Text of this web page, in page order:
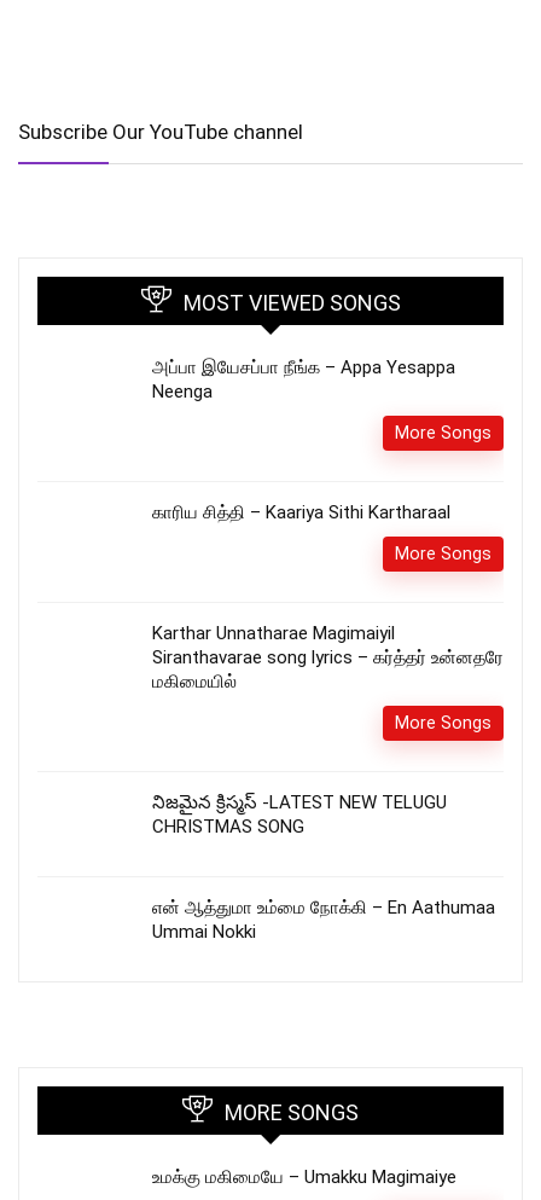
Subscribe Our YouTube channel
MOST VIEWED SONGS
அப்பா இயேசப்பா நீங்க – Appa Yesappa
Neenga
More Songs
காரிய சித்தி – Kaariya Sithi Kartharaal
More Songs
Karthar Unnatharae Magimaiyil
Siranthavarae song lyrics – கர்த்தர் உன்னதரே
மகிமையில்
More Songs
నిజమైన క్రిస్మస్ -LATEST NEW TELUGU
CHRISTMAS SONG
என் ஆத்துமா உம்மை நோக்கி – En Aathumaa
Ummai Nokki
MORE SONGS
உமக்கு மகிமையே – Umakku Magimaiye